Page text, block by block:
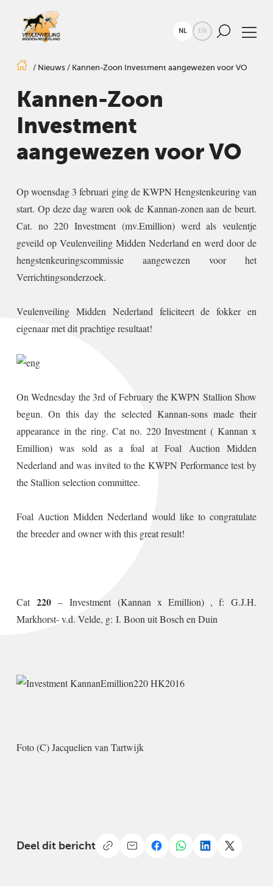
NL EN
/ Nieuws/ Kannen-Zoon Investment aangewezen voor VO
Kannen-Zoon
Investment
aangewezen voor VO
Op woensdag 3 februari ging de KWPN Hengstenkeuring van
start. Op deze dag waren ook de Kannan-zonen aan de beurt.
Cat. no 220 Investment (mv.Emillion) werd als veulentje
geveild op Veulenveiling Midden Nederland en werd door de
hengstenkeuringscommissie aangewezen voor het
Verrichtingsonderzoek.
Veulenveiling Midden Nederland feliciteert de fokker en
eigenaar met dit prachtige resultaat!
On Wednesday the 3rd of February the KWPN Stallion Show
begun. On this day the selected Kannan-sons made their
appearance in the ring. Cat no. 220 Investment ( Kannan x
Emillion) was sold as a foal at Foal Auction Midden
Nederland and was invited to the KWPN Performance test by
the Stallion selection committee.
Foal Auction Midden Nederland would like to congratulate
the breeder and owner with this great result!
Cat 220– Investment(Kannan x Emillion) , f:G.J.H.
Markhorst- v.d. Velde, g: I. Boon uit Bosch en Duin
Foto (C) Jacquelien van Tartwijk
Deel dit bericht